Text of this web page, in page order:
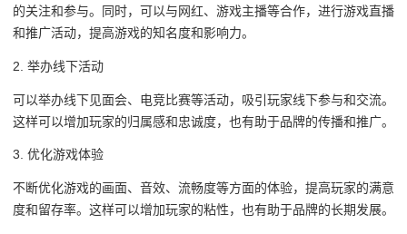
的关注和参与。同时，可以与网红、游戏主播等合作，进行游戏直播
和推广活动，提高游戏的知名度和影响力。
2. 举办线下活动
可以举办线下见面会、电竞比赛等活动，吸引玩家线下参与和交流。
这样可以增加玩家的归属感和忠诚度，也有助于品牌的传播和推广。
3. 优化游戏体验
不断优化游戏的画面、音效、流畅度等方面的体验，提高玩家的满意
度和留存率。这样可以增加玩家的粘性，也有助于品牌的长期发展。